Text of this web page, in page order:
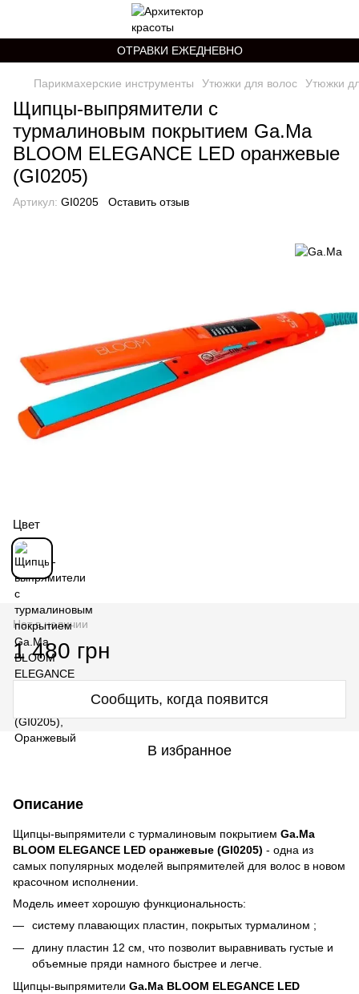
ОТРАВКИ ЕЖЕДНЕВНО
Парикмахерские инструменты Утюжки для волос Утюжки
Щипцы-выпрямители с
турмалиновым покрытием Ga.Ma
BLOOM ELEGANCE LED оранжевые
(GI0205)
Артикул: GI0205 Оставить отзыв
Цвет
Нет в наличии
1 480 грн
Сообщить, когда появится
В избранное
Описание
Щипцы-выпрямители с турмалиновым покрытием Ga.Ma
BLOOM ELEGANCE LED оранжевые (GI0205) - одна из
самых популярных моделей выпрямителей для волос в новом
красочном исполнении.
Модель имеет хорошую функциональность:
систему плавающих пластин, покрытых турмалином ;
длину пластин 12 см, что позволит выравнивать густые и
объемные пряди намного быстрее и легче.
Щипцы-выпрямители Ga.Ma BLOOM ELEGANCE LED